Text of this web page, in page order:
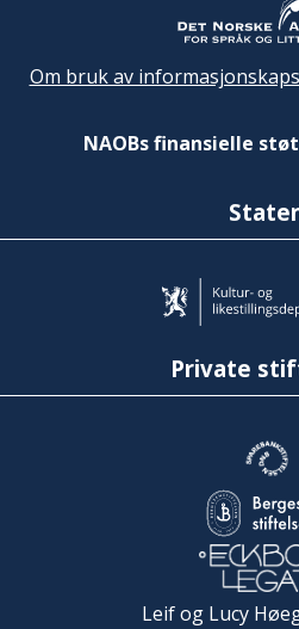
Om bruk av
NAOBs finansielle
Private
Leif og Lucy